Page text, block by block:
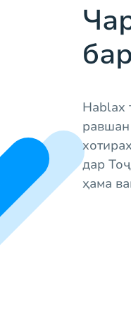
Hablax
равшан
дар
ҳама